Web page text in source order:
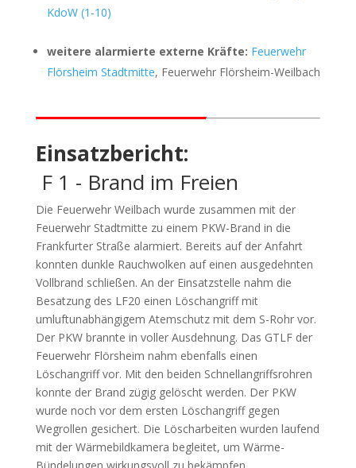
KdoW (1-10)
weitere alarmierte externe Kräfte: Feuerwehr
Flörsheim Stadtmitte, Feuerwehr Flörsheim-Weilbach
Einsatzbericht:
F 1 - Brand im Freien
Die Feuerwehr Weilbach wurde zusammen mit der
Feuerwehr Stadtmitte zu einem PKW-Brand in die
Frankfurter Straße alarmiert. Bereits auf der Anfahrt
konnten dunkle Rauchwolken auf einen ausgedehnten
Vollbrand schließen. An der Einsatzstelle nahm die
Besatzung des LF20 einen Löschangriff mit
umluftunabhängigem Atemschutz mit dem S-Rohr vor.
Der PKW brannte in voller Ausdehnung. Das GTLF der
Feuerwehr Flörsheim nahm ebenfalls einen
Löschangriff vor. Mit den beiden Schnellangriffsrohren
konnte der Brand zügig gelöscht werden. Der PKW
wurde noch vor dem ersten Löschangriff gegen
Wegrollen gesichert. Die Löscharbeiten wurden laufend
mit der Wärmebildkamera begleitet, um Wärme-